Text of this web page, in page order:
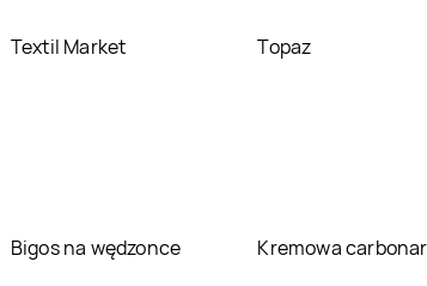
Textil Market Topaz
Bigos na wędzonce Kremowa